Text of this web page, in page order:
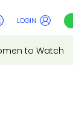
LOGIN
to Watch